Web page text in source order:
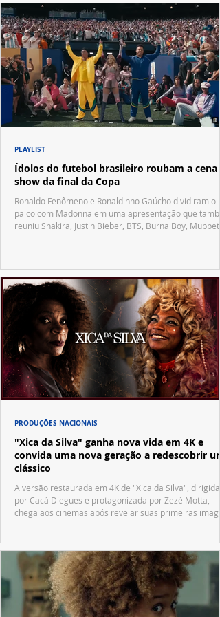
Ídolos do futebol brasileiro roubam a cena
show da final da Copa
Ronaldo Fenômeno e Ronaldinho Gaúcho dividiram o
palco com Madonna em uma apresentação que
reuniu Shakira, Justin Bieber, BTS, Burna Boy, Muppets,
PLAYLIST
"Xica da Silva" ganha nova vida em 4K e
convida uma nova geração a redescobrir um
clássico
A versão restaurada em 4K de "Xica da Silva", dirigida
por Cacá Diegues e protagonizada por Zezé Motta,
chega aos cinemas após revelar suas primeiras
PRODUÇÕES NACIONAIS